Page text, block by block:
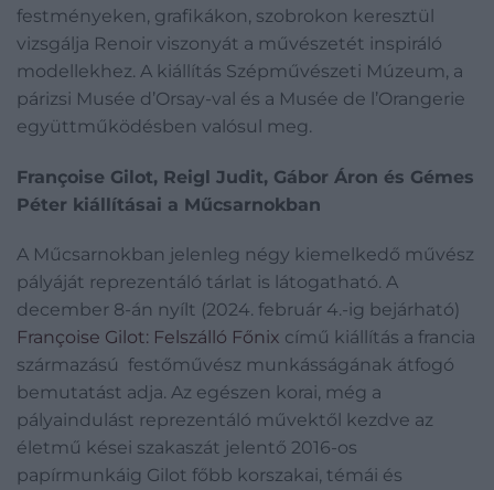
festményeken, grafikákon, szobrokon keresztül
vizsgálja Renoir viszonyát a művészetét inspiráló
modellekhez. A kiállítás Szépművészeti Múzeum, a
párizsi Musée d’Orsay-val és a Musée de l’Orangerie
együttműködésben valósul meg.
Françoise Gilot, Reigl Judit, Gábor Áron és Gémes
Péter kiállításai a Műcsarnokban
A Műcsarnokban jelenleg négy kiemelkedő művész
pályáját reprezentáló tárlat is látogatható. A
december 8-án nyílt (2024. február 4.-ig bejárható)
Françoise Gilot: Felszálló Főnix című kiállítás a francia
származású festőművész munkásságának átfogó
bemutatást adja. Az egészen korai, még a
pályaindulást reprezentáló művektől kezdve az
életmű kései szakaszát jelentő 2016-os
papírmunkáig Gilot főbb korszakai, témái és